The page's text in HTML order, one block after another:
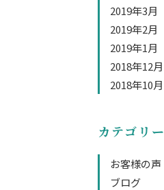
2019年3月
2019年2月
2019年1月
2018年12月
2018年10月
カテゴリー
お客様の声
ブログ